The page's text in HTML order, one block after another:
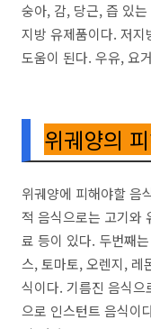
숭아, 감, 당근, 즙 있
지방 유제품이다. 저지
도움이 된다. 우유, 요
위궤양의
위궤양에 피해야할 음
적 음식으로는 고기와
료 등이 있다. 두번째
스, 토마토, 오렌지, 레
식이다. 기름진 음식
으로 인스턴트 음식이